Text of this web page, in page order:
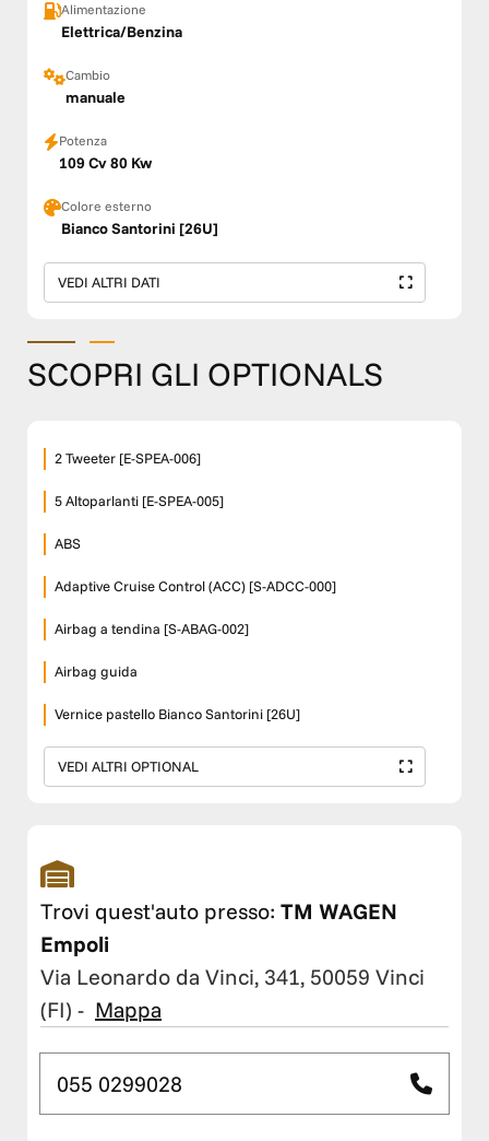
Alimentazione
Elettrica/Benzina
Cambio
manuale
Potenza
109 Cv 80 Kw
Colore esterno
Bianco Santorini [26U]
VEDI ALTRI DATI
SCOPRI GLI OPTIONALS
2 Tweeter [E-SPEA-006]
5 Altoparlanti [E-SPEA-005]
ABS
Adaptive Cruise Control (ACC) [S-ADCC-000]
Airbag a tendina [S-ABAG-002]
Airbag guida
Vernice pastello Bianco Santorini [26U]
VEDI ALTRI OPTIONAL
Trovi quest'auto presso: TM WAGEN
Empoli
Via Leonardo da Vinci, 341, 50059 Vinci
(FI) - Mappa
055 0299028